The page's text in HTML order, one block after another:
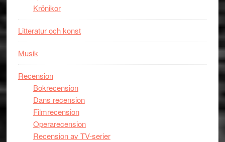
Krönikor
Litteratur och konst
Musik
Recension
Bokrecension
Dans recension
Filmrecension
Operarecension
Recension av TV-serier